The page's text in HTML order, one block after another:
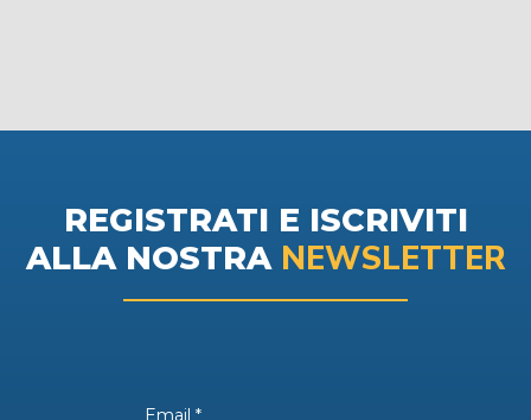
REGISTRATI E ISCRIVITI
ALLA NOSTRA NEWSLETTER